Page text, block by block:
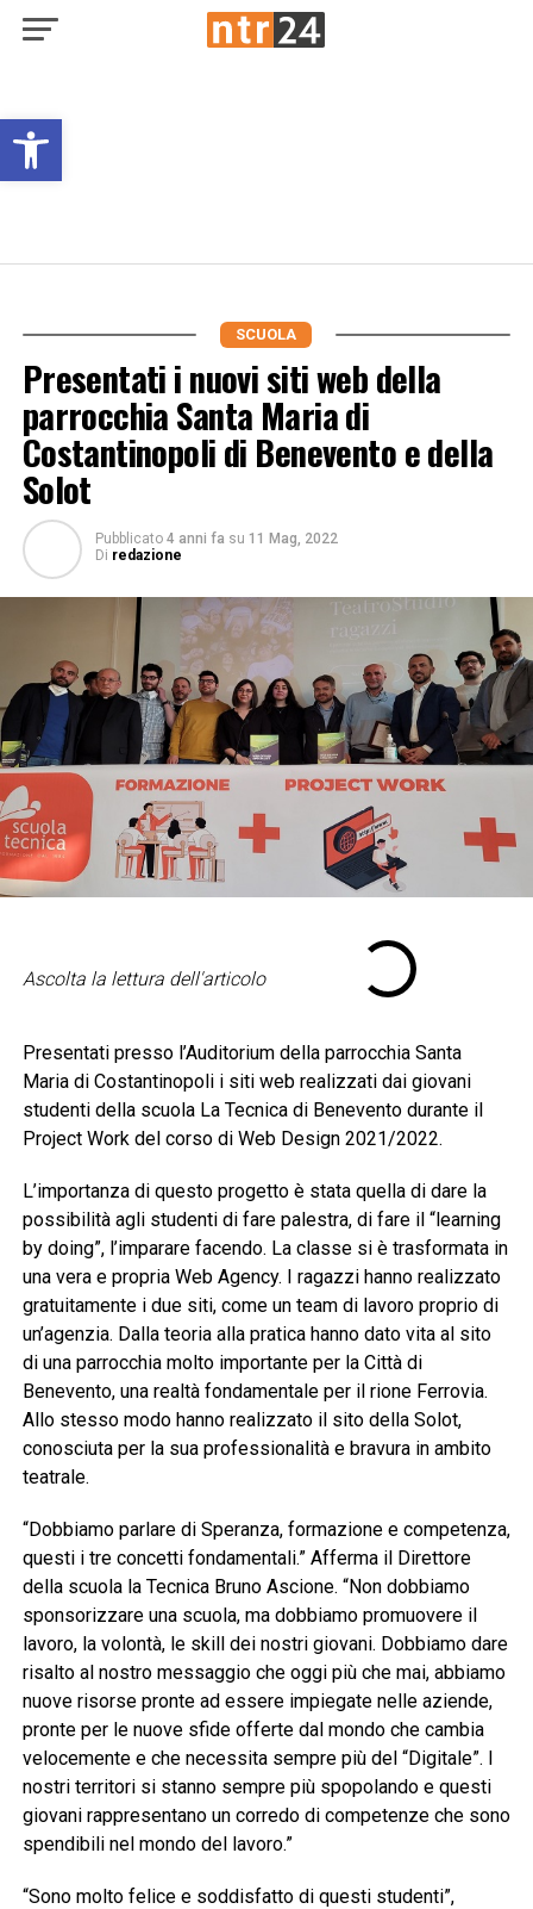
Open toolbar
SCUOLA
Presentati i nuovi siti web della
parrocchia Santa Maria di
Costantinopoli di Benevento e della
Solot
Pubblicato 4 anni fa su 11 Mag, 2022
Di redazione
Ascolta la lettura dell'articolo
Presentati presso l’Auditorium della parrocchia Santa
Maria di Costantinopoli i siti web realizzati dai giovani
studenti della scuola La Tecnica di Benevento durante il
Project Work del corso di Web Design 2021/2022.
L’importanza di questo progetto è stata quella di dare la
possibilità agli studenti di fare palestra, di fare il “learning
by doing”, l’imparare facendo. La classe si è trasformata in
una vera e propria Web Agency. I ragazzi hanno realizzato
gratuitamente i due siti, come un team di lavoro proprio di
un’agenzia. Dalla teoria alla pratica hanno dato vita al sito
di una parrocchia molto importante per la Città di
Benevento, una realtà fondamentale per il rione Ferrovia.
Allo stesso modo hanno realizzato il sito della Solot,
conosciuta per la sua professionalità e bravura in ambito
teatrale.
“Dobbiamo parlare di Speranza, formazione e competenza,
questi i tre concetti fondamentali.” Afferma il Direttore
della scuola la Tecnica Bruno Ascione. “Non dobbiamo
sponsorizzare una scuola, ma dobbiamo promuovere il
lavoro, la volontà, le skill dei nostri giovani. Dobbiamo dare
risalto al nostro messaggio che oggi più che mai, abbiamo
nuove risorse pronte ad essere impiegate nelle aziende,
pronte per le nuove sfide offerte dal mondo che cambia
velocemente e che necessita sempre più del “Digitale”. I
nostri territori si stanno sempre più spopolando e questi
giovani rappresentano un corredo di competenze che sono
spendibili nel mondo del lavoro.”
“Sono molto felice e soddisfatto di questi studenti”,